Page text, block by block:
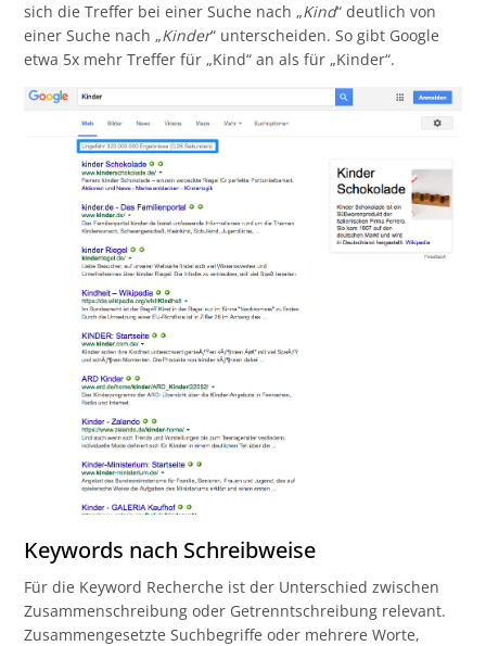
sich die Treffer bei einer Suche nach „Kind“ deutlich von
einer Suche nach „Kinder“ unterscheiden. So gibt Google
etwa 5x mehr Treffer für „Kind“ an als für „Kinder“.
Keywords nach Schreibweise
Für die Keyword Recherche ist der Unterschied zwischen
Zusammenschreibung oder Getrenntschreibung relevant.
Zusammengesetzte Suchbegriffe oder mehrere Worte,